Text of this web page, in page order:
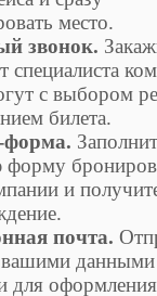
место.
звонок.
специалиста
с выбором
билета.
и
почта.
вашими
для оформления